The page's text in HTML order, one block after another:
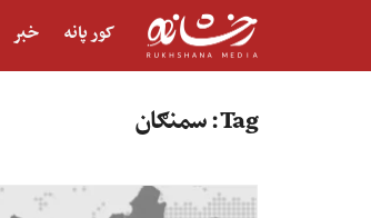
کور پانه خبر
Tag: سمنګان